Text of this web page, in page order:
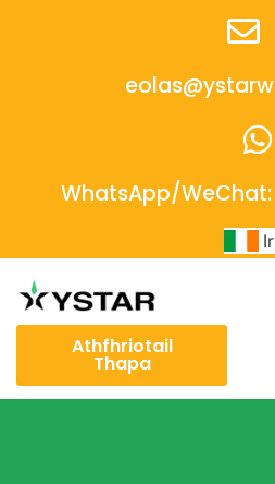
WhatsApp/WeChat:
Athfhriotail
Thapa